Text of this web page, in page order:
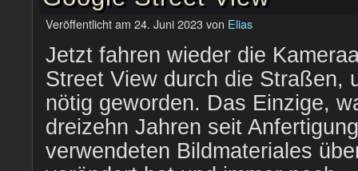
Veröffentlicht am 24. Juni 2023von Elias
Jetzt fahren wieder die
Street View durch die Straßen,
nötig geworden. Das Einzige,
dreizehn Jahren seit
verwendeten Bildmateriales